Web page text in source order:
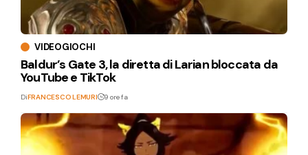
VIDEOGIOCHI
Baldur’s Gate 3, la diretta di Larian bloccata da
YouTube e TikTok
DiFRANCESCO LEMURI 9 ore fa